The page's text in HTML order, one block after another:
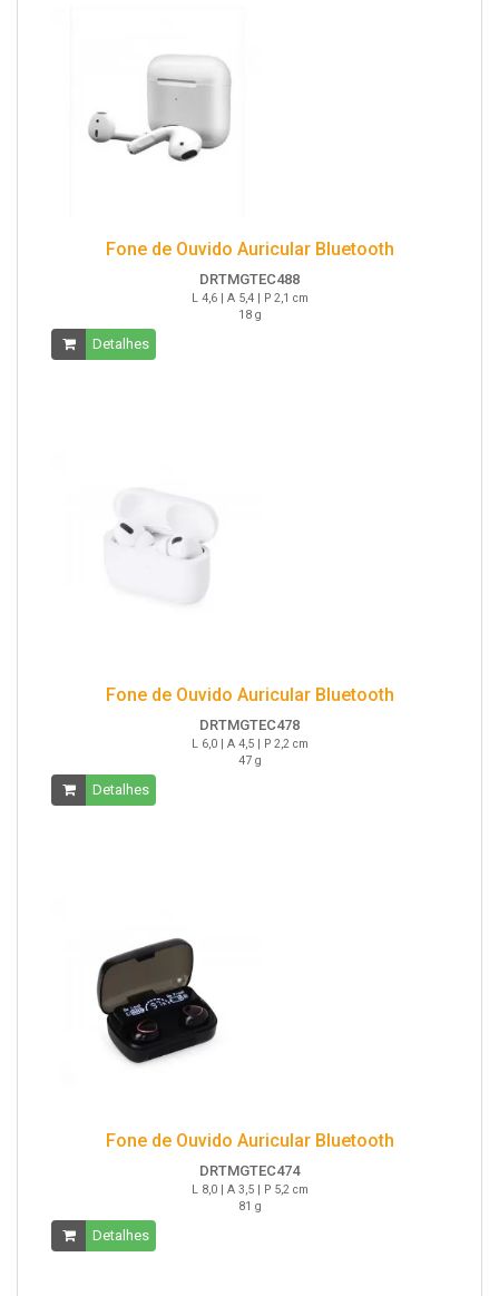
Fone de Ouvido Auricular Bluetooth
DRTMGTEC488
L 4,6 | A 5,4 | P 2,1 cm
18 g
Detalhes
Fone de Ouvido Auricular Bluetooth
DRTMGTEC478
L 6,0 | A 4,5 | P 2,2 cm
47 g
Detalhes
Fone de Ouvido Auricular Bluetooth
DRTMGTEC474
L 8,0 | A 3,5 | P 5,2 cm
81 g
Detalhes